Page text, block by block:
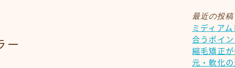
ー
最近の投稿
ミディア
合うポイ
縮毛矯正
元・軟化